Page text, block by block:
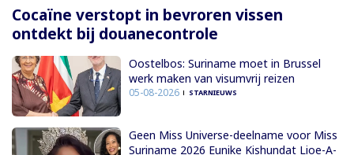
Cocaïne verstopt in bevroren vissen
ontdekt bij douanecontrole
Oostelbos: Suriname moet in Brussel
werk maken van visumvrij reizen
05-08-2026 STARNIEUWS
Geen Miss Universe-deelname voor Miss
Suriname 2026 Eunike Kishundat Lioe-A-